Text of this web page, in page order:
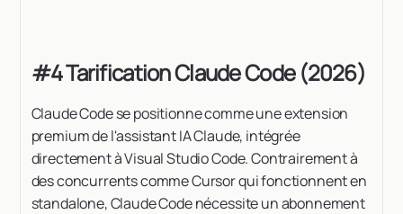
#4 Tarification Claude Code (2026)
Claude Code se positionne comme une extension
premium de l'assistant IA Claude, intégrée
directement à Visual Studio Code. Contrairement à
des concurrents comme Cursor qui fonctionnent en
standalone, Claude Code nécessite un abonnement